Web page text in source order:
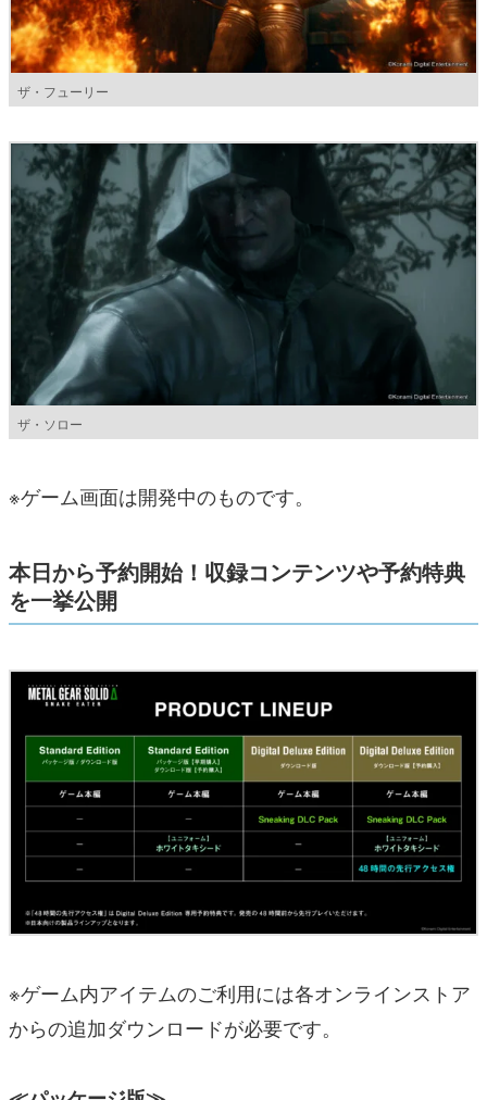
ザ・フューリー
ザ・ソロー
※ゲーム画面は開発中のものです。
本日から予約開始！収録コンテンツや予約特典
を一挙公開
※ゲーム内アイテムのご利用には各オンラインストア
からの追加ダウンロードが必要です。